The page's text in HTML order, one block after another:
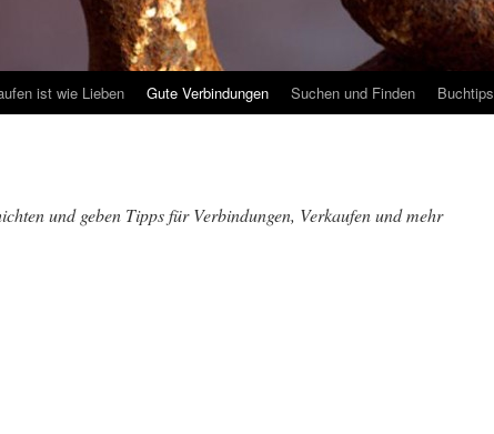
ist wie Lieben Gute Verbindungen Suchen und Finden Buchtips
und geben Tipps für Verbindungen, Verkaufen und mehr